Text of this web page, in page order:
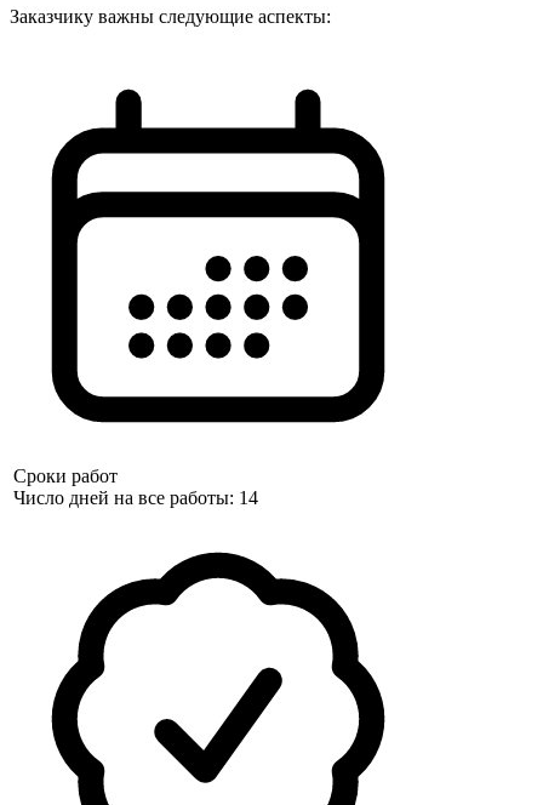
Заказчику важны следующие аспекты:
Сроки работ
Число дней на все работы: 14